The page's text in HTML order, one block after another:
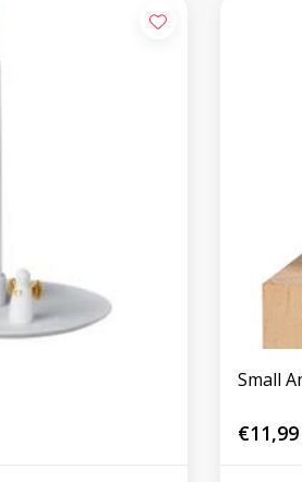
Small
€11,99